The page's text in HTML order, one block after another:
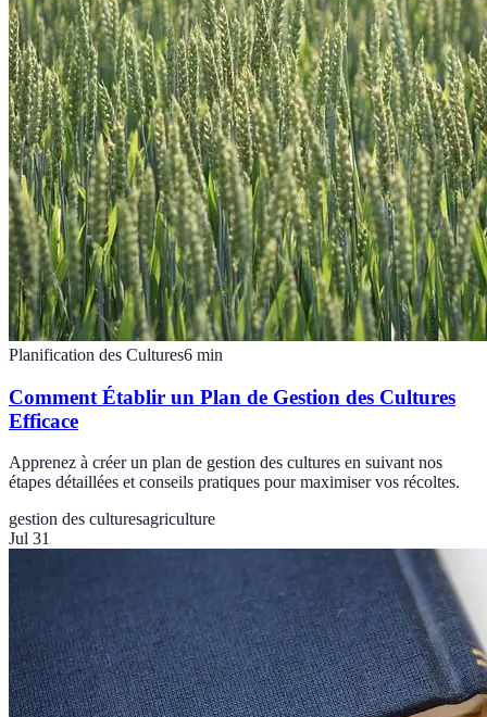
Planification des Cultures6 min
Comment Établir un Plan de Gestion des Cultures
Efficace
Apprenez à créer un plan de gestion des cultures en suivant nos
étapes détaillées et conseils pratiques pour maximiser vos récoltes.
gestion des culturesagriculture
Jul 31